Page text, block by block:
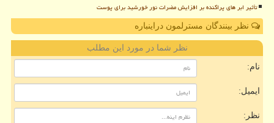
تأثیر ابر های پراکنده بر افزایش مضرات نور خورشید برای پوست
نظر بینندگان مسترلمون دراینباره
نظر شما در مورد این مطلب
نام:
ایمیل:
نظر: